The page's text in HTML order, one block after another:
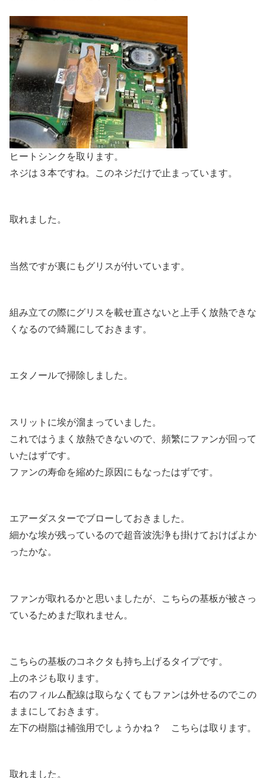
ヒートシンクを取ります。
ネジは３本ですね。このネジだけで止まっています。
取れました。
当然ですが裏にもグリスが付いています。
組み立ての際にグリスを載せ直さないと上手く放熱できな
くなるので綺麗にしておきます。
エタノールで掃除しました。
スリットに埃が溜まっていました。
これではうまく放熱できないので、頻繁にファンが回って
いたはずです。
ファンの寿命を縮めた原因にもなったはずです。
エアーダスターでブローしておきました。
細かな埃が残っているので超音波洗浄も掛けておけばよか
ったかな。
ファンが取れるかと思いましたが、こちらの基板が被さっ
ているためまだ取れません。
こちらの基板のコネクタも持ち上げるタイプです。
上のネジも取ります。
右のフィルム配線は取らなくてもファンは外せるのでこの
ままにしておきます。
左下の樹脂は補強用でしょうかね？ こちらは取ります。
取れました。